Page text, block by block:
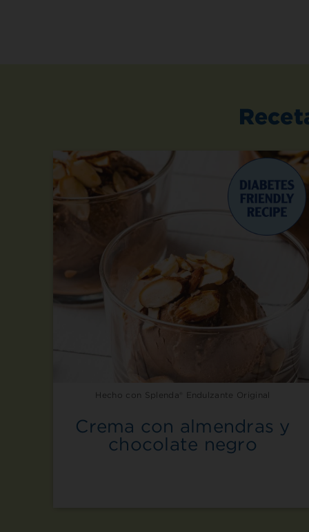
Hecho con Splenda® Endulzante Original
Crema con almendras y
chocolate negro